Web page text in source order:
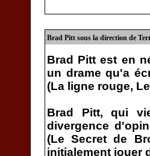
Brad Pitt sous la direction de
Brad Pitt est en
un drame qu'a
(La ligne rouge,
Brad Pitt, qui
divergence
(Le Secret de
initialement jouer